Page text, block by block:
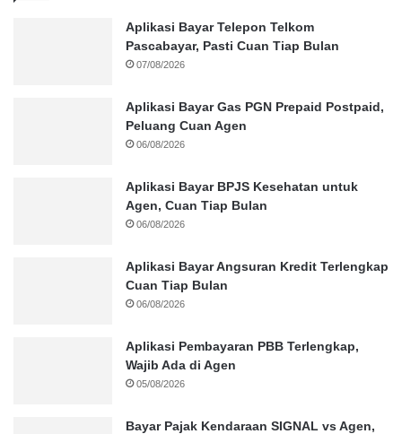
Aplikasi Bayar Telepon Telkom
Pascabayar, Pasti Cuan Tiap Bulan
07/08/2026
Aplikasi Bayar Gas PGN Prepaid Postpaid,
Peluang Cuan Agen
06/08/2026
Aplikasi Bayar BPJS Kesehatan untuk
Agen, Cuan Tiap Bulan
06/08/2026
Aplikasi Bayar Angsuran Kredit Terlengkap
Cuan Tiap Bulan
06/08/2026
Aplikasi Pembayaran PBB Terlengkap,
Wajib Ada di Agen
05/08/2026
Bayar Pajak Kendaraan SIGNAL vs Agen,